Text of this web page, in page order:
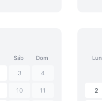
Sáb Dom
3 4
10 11
Lun
2